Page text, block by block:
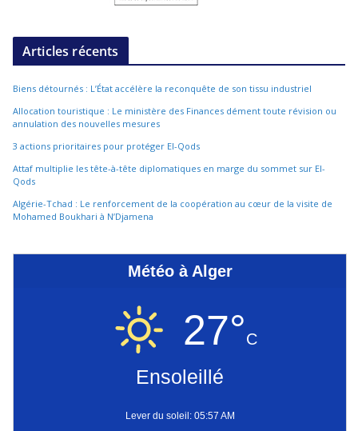
Articles récents
Biens détournés : L’État accélère la reconquête de son tissu industriel
Allocation touristique : Le ministère des Finances dément toute révision ou
annulation des nouvelles mesures
3 actions prioritaires pour protéger El-Qods
Attaf multiplie les tête-à-tête diplomatiques en marge du sommet sur El-
Qods
Algérie-Tchad : Le renforcement de la coopération au cœur de la visite de
Mohamed Boukhari à N’Djamena
Météo à Alger
27°C
Ensoleillé
Lever du soleil: 05:57 AM